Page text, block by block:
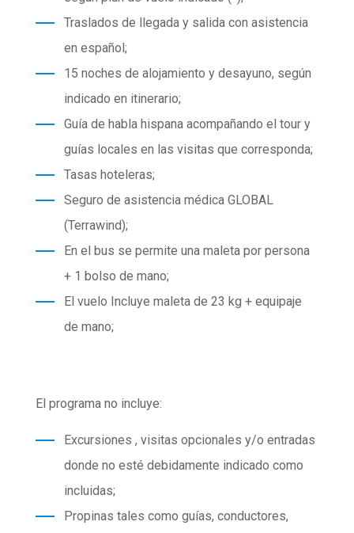
Traslados de llegada y salida con asistencia
en español;
15 noches de alojamiento y desayuno, según
indicado en itinerario;
Guía de habla hispana acompañando el tour y
guías locales en las visitas que corresponda;
Tasas hoteleras;
Seguro de asistencia médica GLOBAL
(Terrawind);
En el bus se permite una maleta por persona
+ 1 bolso de mano;
El vuelo Incluye maleta de 23 kg + equipaje
de mano;
El programa no incluye:
Excursiones , visitas opcionales y/o entradas
donde no esté debidamente indicado como
incluidas;
Propinas tales como guías, conductores,